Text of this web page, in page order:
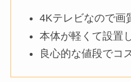
4Kテレビなので画
本体が軽くて設置
良心的な値段でコ